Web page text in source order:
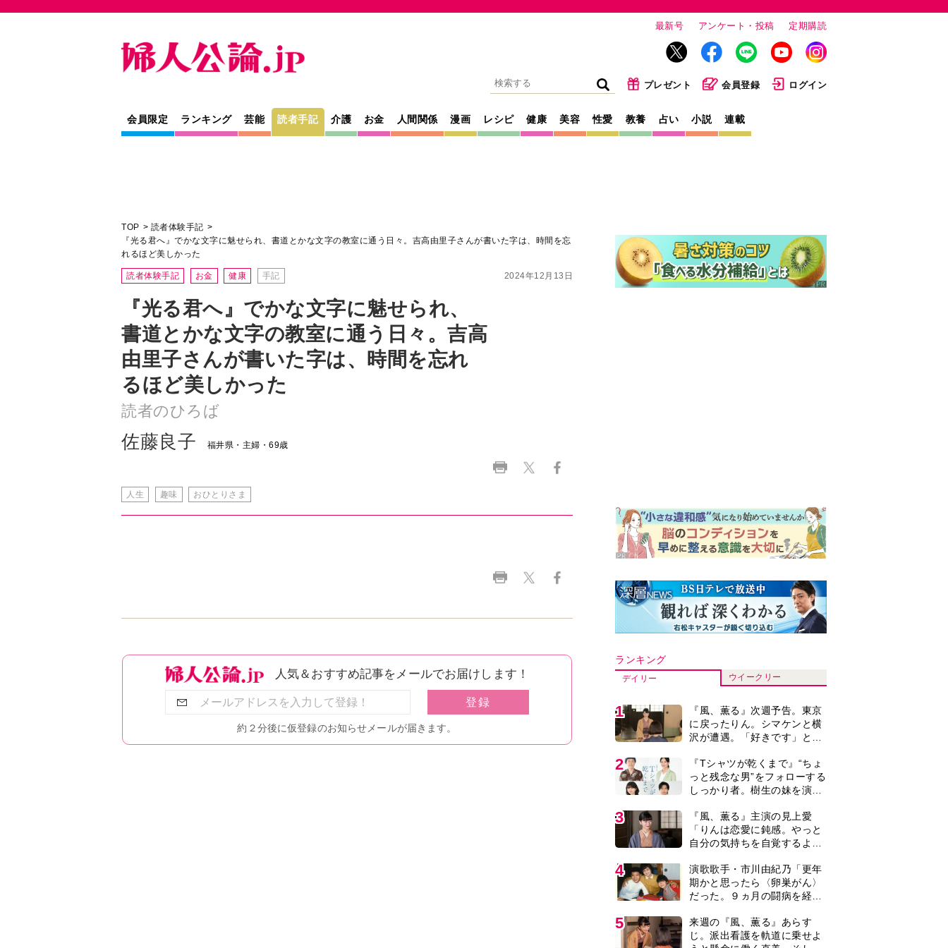
最新号 アンケート・投稿 定期購読
プレゼント 会員登録 ログイン
会員限定 ランキング 芸能 読者手記 介護 お金 人間関係 漫画 レシピ 健康 美容 性愛 教養 占い 小説 連載
『光る君へ』でかな文字に魅せられ、
書道とかな文字の教室に通う日々。吉高
由里子さんが書いた字は、時間を忘れ
るほど美しかった
読者のひろば
佐藤良子 福井県・主婦・69歳
人生 趣味
2
っと残念な男”をフォローする
しっかり者。樹生の妹を演じ
るのは、齋藤飛鳥さん＜キャ
スト紹介＞
3
『風、薫る』主演の見上愛
自分の気持ちを自覚するよう
に」
4
演歌歌手・市川由紀乃「更年
期かと思ったら〈卵巣がん〉
だった。９ヵ月の闘病を経て
期BEST】
5
じ。派出看護を軌道に乗せよ
うと懸命に働く直美。そして
バレあり＞
6
『風、薫る』見上愛「りんの
心が病気になっていく演技が
難しくて。看護は想像以上に
7
井上祐貴『風、薫る』ではク
セ強の記者・横沢役「陽気な
イタリア人のようにと言われ
8
井上祐貴「選択できるなら大
変なほうを選ぶ。いつかは大
河の主演に」『風、薫る』で
9
『Tシャツが乾くまで』第5話
あらすじ。充のメモを頼りに
長野を訪ねた咲子。一方の樹
タバレあり＞
10
【もうムリ！ご近所姑】「こ
んなもん捨ててまえ！」おば